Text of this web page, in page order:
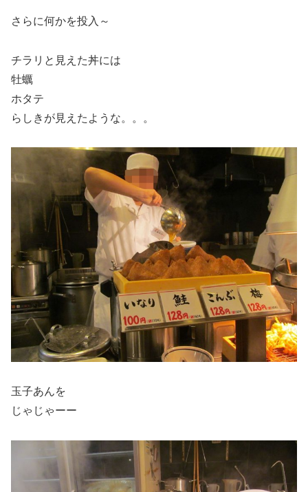
さらに何かを投入～
チラリと見えた丼には
牡蠣
ホタテ
らしきが見えたような。。。
玉子あんを
じゃじゃーー